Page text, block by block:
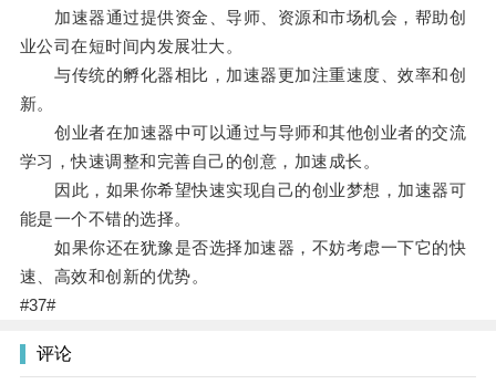
加速器通过提供资金、导师、资源和市场机会，帮助创
业公司在短时间内发展壮大。
与传统的孵化器相比，加速器更加注重速度、效率和创
新。
创业者在加速器中可以通过与导师和其他创业者的交流
学习，快速调整和完善自己的创意，加速成长。
因此，如果你希望快速实现自己的创业梦想，加速器可
能是一个不错的选择。
如果你还在犹豫是否选择加速器，不妨考虑一下它的快
速、高效和创新的优势。
#37#
评论